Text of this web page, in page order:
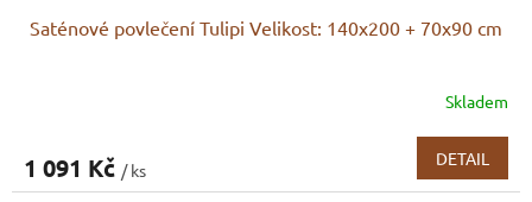
Saténové povlečení Tulipi Velikost: 140x200 + 70x90 cm
Skladem
1 091 Kč / ks
DETAIL